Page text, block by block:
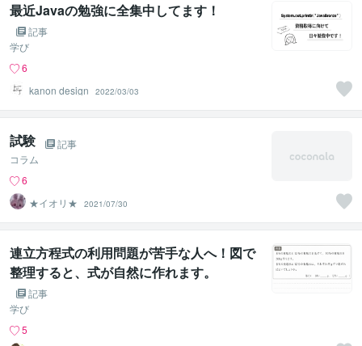
最近Javaの勉強に全集中してます！
記事
学び
6
kanon design
2022/03/03
試験
記事
コラム
6
★イオリ★
2021/07/30
連立方程式の利用問題が苦手な人へ！図で
整理すると、式が自然に作れます。
記事
学び
5